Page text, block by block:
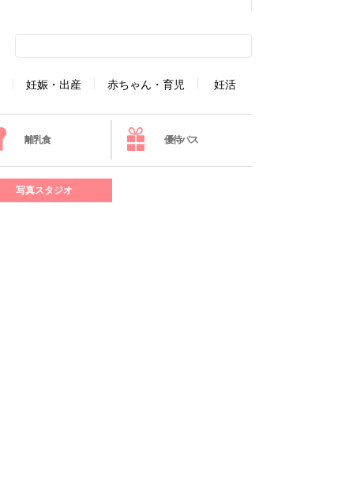
妊娠・出産 赤ちゃん・育児 妊活
離乳食 優待パス
写真スタジオ